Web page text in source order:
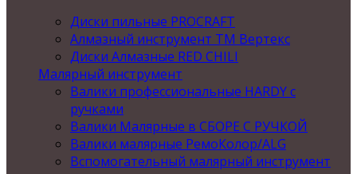
Диски пильные PROCRAFT
Алмазный инструмент ТМ Вертекс
Диски Алмазные RED CHILI
Малярный инструмент
Валики профессиональные HARDY с
ручками
Валики Малярные в СБОРЕ С РУЧКОЙ
Валики малярные РемоКолор/ALG
Вспомогательный малярный инструмент